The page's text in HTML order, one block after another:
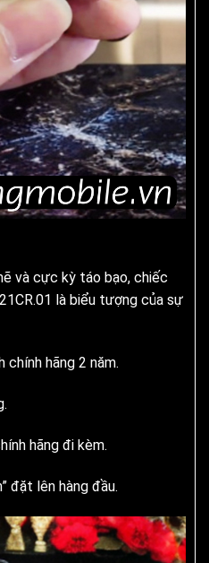
và cực kỳ táo bạo, chiếc
là biểu tượng của sự
chính hãng 2 năm.
hãng đi kèm.
đặt lên hàng đầu.